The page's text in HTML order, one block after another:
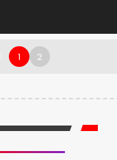
1 2